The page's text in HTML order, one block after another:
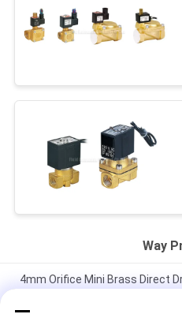
4mm Orifice Mini Brass Direct